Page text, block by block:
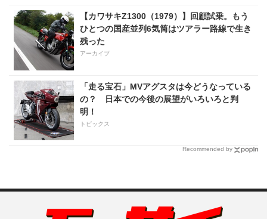
【カワサキZ1300（1979）】回顧試乗。もう
ひとつの国産並列6気筒はツアラー路線で生き
残った
アーカイブ
「走る宝石」MVアグスタは今どうなっている
の？ 日本での今後の展望がいろいろと判
明！
トピックス
Recommended by